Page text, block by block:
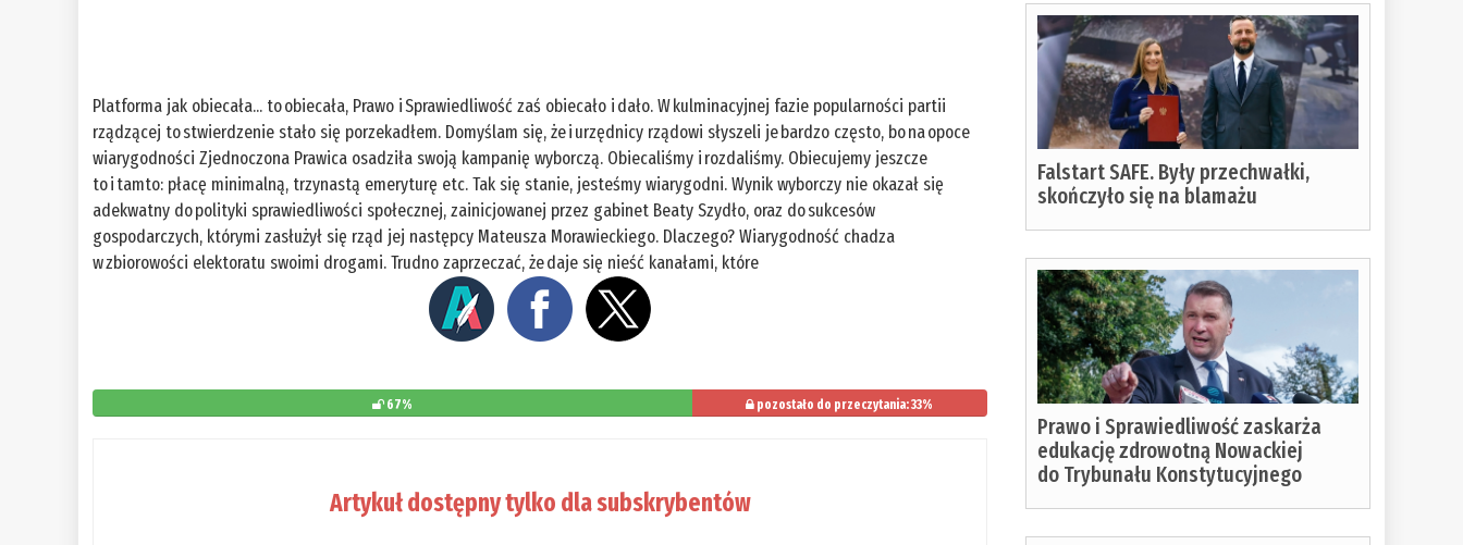
Platforma jak obiecała... to obiecała, Prawo i Sprawiedliwość zaś obiecało i dało. W kulminacyjnej fazie popularności partii
rządzącej to stwierdzenie stało się porzekadłem. Domyślam się, że i urzędnicy rządowi słyszeli je bardzo często, bo na opoce
wiarygodności Zjednoczona Prawica osadziła swoją kampanię wyborczą. Obiecaliśmy i rozdaliśmy. Obiecujemy jeszcze
to i tamto: płacę minimalną, trzynastą emeryturę etc. Tak się stanie, jesteśmy wiarygodni. Wynik wyborczy nie okazał się
adekwatny do polityki sprawiedliwości społecznej, zainicjowanej przez gabinet Beaty Szydło, oraz do sukcesów
gospodarczych, którymi zasłużył się rząd jej następcy Mateusza Morawieckiego. Dlaczego? Wiarygodność chadza
w zbiorowości elektoratu swoimi drogami. Trudno zaprzeczać, że daje się nieść kanałami, które
67% pozostało do przeczytania: 33%
Artykuł dostępny tylko dla subskrybentów
Falstart SAFE. Były przechwałki,
skończyło się na blamażu
Prawo i Sprawiedliwość zaskarża
edukację zdrowotną Nowackiej
do Trybunału Konstytucyjnego